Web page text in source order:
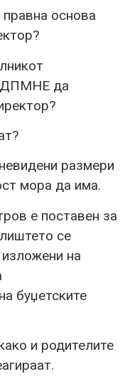
основа
ДПМНЕ да
размери
мора да има.
е поставен за
се
на
буџетските
и родителите